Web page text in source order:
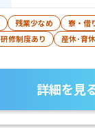
残業少なめ 寮・借
研修制度あり 産休･育
詳細を見